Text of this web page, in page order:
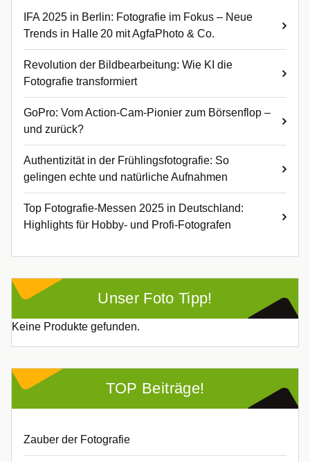
IFA 2025 in Berlin: Fotografie im Fokus – Neue
Trends in Halle 20 mit AgfaPhoto & Co.
Revolution der Bildbearbeitung: Wie KI die
Fotografie transformiert
GoPro: Vom Action-Cam-Pionier zum Börsenflop –
und zurück?
Authentizität in der Frühlingsfotografie: So
gelingen echte und natürliche Aufnahmen
Top Fotografie-Messen 2025 in Deutschland:
Highlights für Hobby- und Profi-Fotografen
Unser Foto Tipp!
Keine Produkte gefunden.
TOP Beiträge!
Zauber der Fotografie